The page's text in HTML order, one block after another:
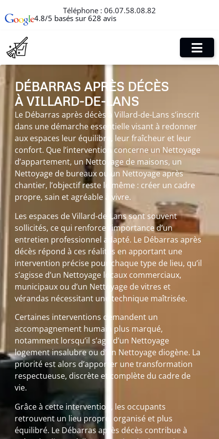
Téléphone : 06.07.58.08.82
4.8/5 basés sur 628 avis
DÉBARRAS APRÈS DÉCÈS
À VILLARD-DE-LANS
Le Débarras après décès à Villard-de-Lans s’inscrit
dans une démarche essentielle visant à redonner
aux espaces leur équilibre, leur fraîcheur et leur
confort. Que l’intervention concerne un Nettoyage
d’appartement, un Nettoyage de maisons, un
Nettoyage de bureaux ou un Nettoyage après
chantier, l’objectif reste le même : créer un cadre
propre, sain et agréable à vivre.
Les espaces de Villard-de-Lans sont souvent
sollicités, ce qui renforce l’importance d’un
entretien professionnel adapté. Le Débarras après
décès répond à ces réalités en apportant une
intervention précise pour chaque type de lieu, qu’il
s’agisse d’un Nettoyage locaux commerciaux,
municipaux ou d’un Nettoyage de vitres et
vérandas nécessitant une technique maîtrisée.
Certaines interventions demandent un
accompagnement humain plus marqué,
notamment lorsqu’il s’agit d’un Nettoyage
logement insalubre ou d’un Nettoyage diogène. La
priorité est alors d’apporter une transformation
respectueuse, discrète et complète du cadre de
vie.
Grâce à cette intervention, les occupants
retrouvent un lieu propre, organisé et plus
équilibré. Le Débarras après décès contribue à